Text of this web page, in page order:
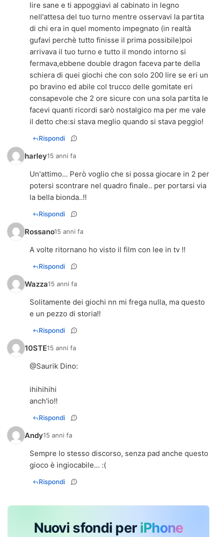
lire sane e ti appoggiavi al cabinato in legno
nell'attesa del tuo turno mentre osservavi la partita
di chi era in quel momento impegnato (in realtà
gufavi perchè tutto finisse il prima possibile)poi
arrivava il tuo turno e tutto il mondo intorno si
fermava,ebbene double dragon faceva parte della
schiera di quei giochi che con solo 200 lire se eri un
po bravino ed abile col trucco delle gomitate eri
consapevole che 2 ore sicure con una sola partita le
facevi quanti ricordi sarò nostalgico ma per me vale
il detto che:si stava meglio quando si stava peggio!
Rispondi
harley15 anni fa
Un'attimo... Però voglio che si possa giocare in 2 per
potersi scontrare nel quadro finale.. per portarsi via
la bella bionda..!!
Rispondi
Rossano15 anni fa
A volte ritornano ho visto il film con lee in tv !!
Rispondi
Wazza15 anni fa
Solitamente dei giochi nn mi frega nulla, ma questo
e un pezzo di storia!!
Rispondi
10STE15 anni fa
@Saurik Dino:
ihihihihi
anch'io!!
Rispondi
Andy15 anni fa
Sempre lo stesso discorso, senza pad anche questo
gioco è ingiocabile... :(
Rispondi
Nuovi sfondi per iPhone